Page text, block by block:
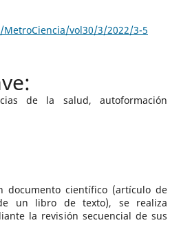
vol30/3/2022/3-5
de la salud, autoformación
documento científico (artículo de
un libro de texto), se realiza
la revisión secuencial de sus